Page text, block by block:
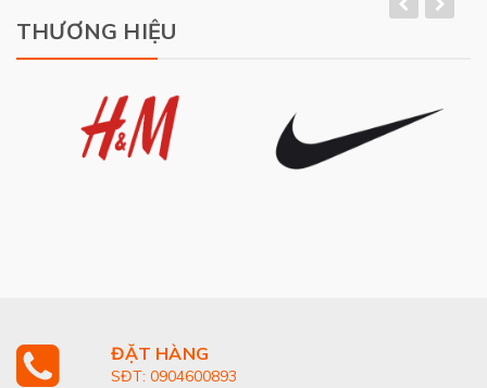
THƯƠNG HIỆU
ĐẶT HÀNG
SĐT: 0904600893